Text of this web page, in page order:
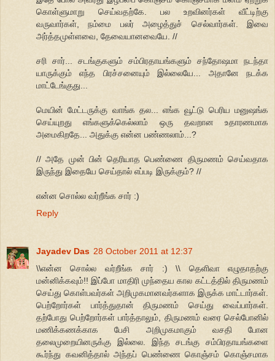
கொள்ளுமாறு செய்வதற்கே. பல உறவினர்கள் வீட்டிற்கு
வருவார்கள், நம்மை பலர் அழைத்துச் செல்வார்கள். இவை
அர்த்தமுள்ளவை, தேவையானவையே. //
சரி சார்... சடங்குகளும் சம்பிரதாயங்களும் சந்தோஷமா நடந்தா
யாருக்கும் எந்த பிரச்சனையும் இல்லையே... அதானே நடக்க
மாட்டேங்குது...
மெயின் மேட்டருக்கு வாங்க தல... எங்க வூட்டு பெரிய மனுஷங்க
செய்யுறது எங்களுக்கெல்லாம் ஒரு தவறான உதாரணமாக
அமைகிறதே... அதுக்கு என்ன பண்ணலாம்...?
// அதே முன் பின் தெரியாத பெண்ணை திருமணம் செய்வதாக
இருந்து இதையே செய்தால் எப்படி இருக்கும்? //
என்ன சொல்ல வர்றீங்க சார் :)
Reply
Jayadev Das 28 October 2011 at 12:37
\\என்ன சொல்ல வர்றீங்க சார் :) \\ தெளிவா எழுதாதற்கு
மன்னிக்கவும்!! இப்போ மாதிரி முந்தைய கால கட்டத்தில் திருமணம்
செய்து கொள்பவர்கள் அறிமுகமானவர்களாக இருக்க மாட்டார்கள்.
பெற்றோர்கள் பார்த்துதான் திருமணம் செய்து வைப்பார்கள்.
தற்போது பெற்றோர்கள் பார்த்தாலும், திருமணம் வரை செல்போனில்
மணிக்கணக்காக பேசி அறிமுகமாகும் வசதி போன
தலைமுறையினருக்கு இல்லை. இந்த சடங்கு சம்பிரதாயங்களை
கூர்ந்து கவனித்தால் அந்தப் பெண்ணை கொஞ்சம் கொஞ்சமாக